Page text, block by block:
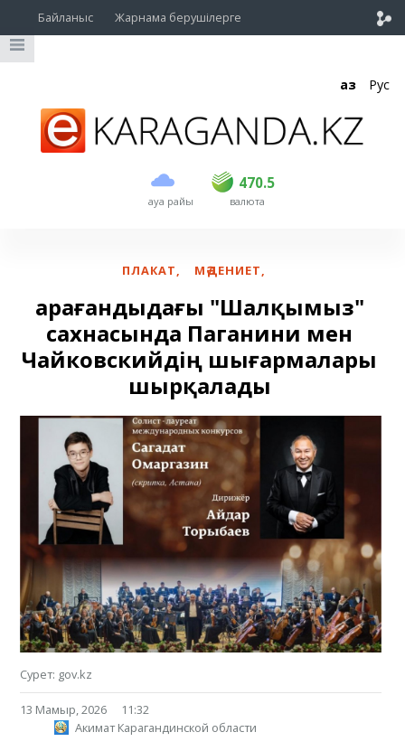
Байланыс Жарнама берушілерге
Қаз Рус
ауа райы
470.5
USD 468.5 470.5
EUR валюта
ПЛАКАТ, МӘДЕНИЕТ,
Қарағандыдағы "Шалқымыз"
сахнасында Паганини мен
Чайковскийдің шығармалары
шырқалады
Сурет: gov.kz
13 Мамыр, 2026
11:32
Акимат Карагандинской области